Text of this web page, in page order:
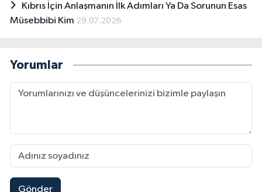
Kıbrıs İçin Anlaşmanın İlk Adımları Ya Da Sorunun Esas
Müsebbibi Kim 29.07.2026
Yorumlar
Gönder